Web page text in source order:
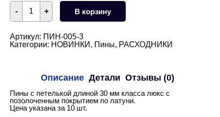
+
Количество
товара
Пины
петелькой
30
(золото)
- В корзину
Артикул: ПИН-005-3
Категории: НОВИНКИ , Пины, РАСХОДНИКИ
Описание Детали Отзывы (0)
Пины с петелькой длиной 30 мм класса люкс с
позолоченным покрытием по латуни.
Цена указана за 10 шт.